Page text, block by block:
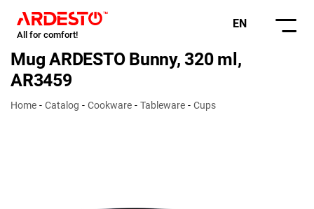
All for comfort!
EN
Mug ARDESTO Bunny, 320 ml,
AR3459
Home Catalog Cookware Tableware Cups